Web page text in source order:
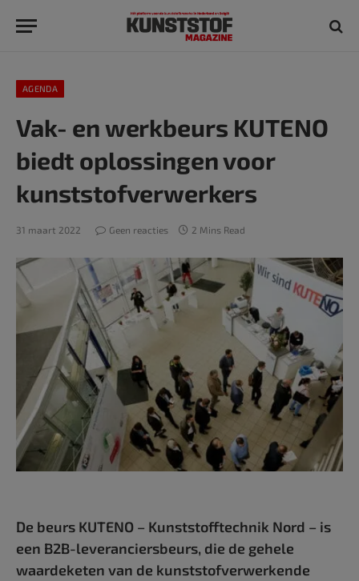
AGENDA
Vak- en werkbeurs KUTENO
biedt oplossingen voor
kunststofverwerkers
31 maart 2022 Geen reacties 2 Mins Read
De beurs KUTENO – Kunststofftechnik Nord – is
een B2B-leveranciersbeurs, die de gehele
waardeketen van de kunststofverwerkende